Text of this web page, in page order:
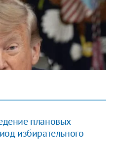
плановых
избирательного